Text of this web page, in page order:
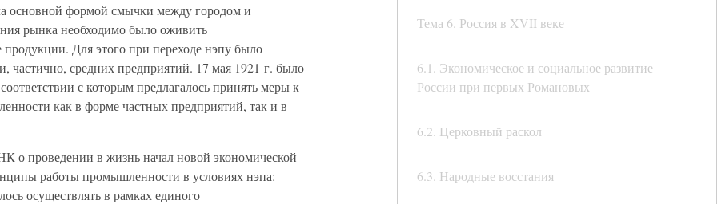
Тема 6. Россия в XVII веке
6.1. Экономическое и социальное развитие
России при первых Романовых
6.2. Церковный раскол
6.3. Народные восстания
основной формой смычки между городом и
рынка необходимо было оживить
Для этого при переходе нэпу было
частично, средних предприятий. 17 мая 1921 г. было
с которым предлагалось принять меры к
как в форме частных предприятий, так и в
о проведении в жизнь начал новой экономической
работы промышленности в условиях нэпа:
осуществлять в рамках единого